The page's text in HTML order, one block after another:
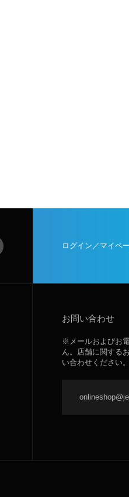
ログイン／マイペ
お問い合わせ
※メールおよびお
ん。店舗に関する
い合わせください。